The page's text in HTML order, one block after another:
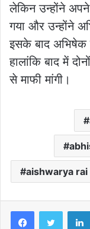
लेकिन उन्होंने
गया और उन्होंने
इसके बाद अभिषेक
हालांकि बाद में
से माफी मांगी।
aishwarya rai